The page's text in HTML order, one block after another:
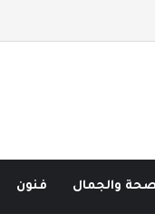
البحر مع غسان المزيدي
والجمال فنون